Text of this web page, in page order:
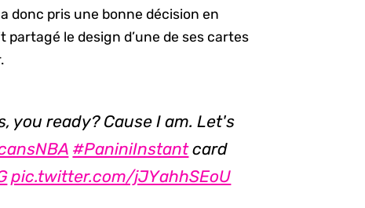
donc pris une bonne décision en
partagé le design d’une de ses cartes
you ready? Cause I am. Let's
#PaniniInstantcard
pic.twitter.com/jJYahhSEoU